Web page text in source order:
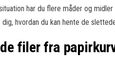
har du flere måder og
hvordan du kan hente de
filer fra